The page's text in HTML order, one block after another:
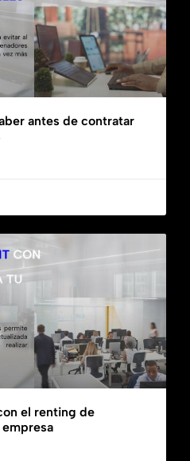
antes de contratar
el renting de